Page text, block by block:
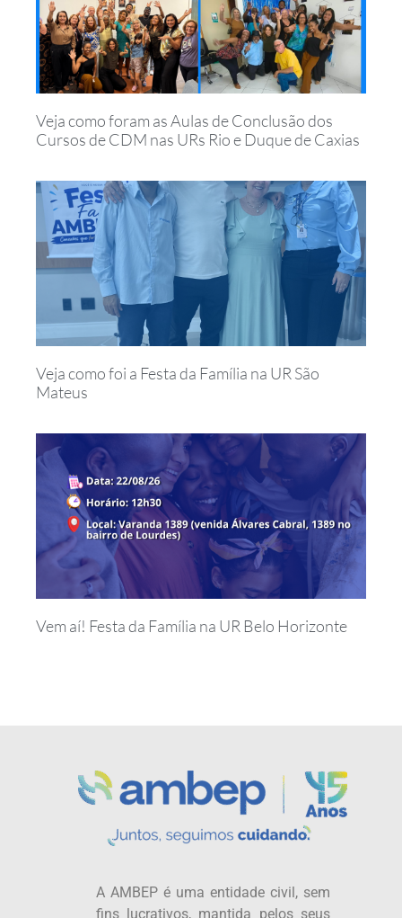
Veja como foram as Aulas de Conclusão dos
Cursos de CDM nas URs Rio e Duque de Caxias
Veja como foi a Festa da Família na UR São
Mateus
Vem aí! Festa da Família na UR Belo Horizonte
A AMBEP é uma entidade civil, sem
fins lucrativos, mantida pelos seus